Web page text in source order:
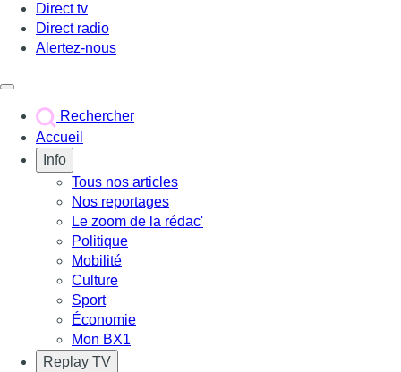
Direct tv
Direct radio
Alertez-nous
Rechercher
Accueil
Info
Tous nos articles
Nos reportages
Le zoom de la rédac'
Politique
Mobilité
Culture
Sport
Économie
Mon BX1
Replay TV